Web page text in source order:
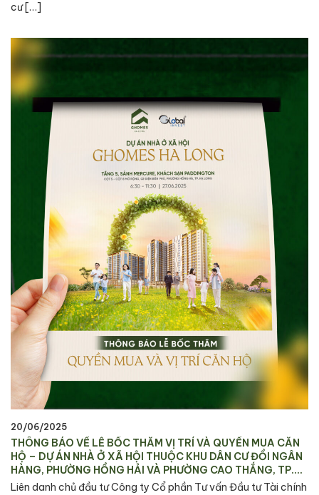
cư […]
20/06/2025
THÔNG BÁO VỀ LỄ BỐC THĂM VỊ TRÍ VÀ QUYỀN MUA CĂN
HỘ – DỰ ÁN NHÀ Ở XÃ HỘI THUỘC KHU DÂN CƯ ĐỒI NGÂN
HÀNG, PHƯỜNG HỒNG HẢI VÀ PHƯỜNG CAO THẮNG, TP.
HẠ LONG
Liên danh chủ đầu tư Công ty Cổ phần Tư vấn Đầu tư Tài chính